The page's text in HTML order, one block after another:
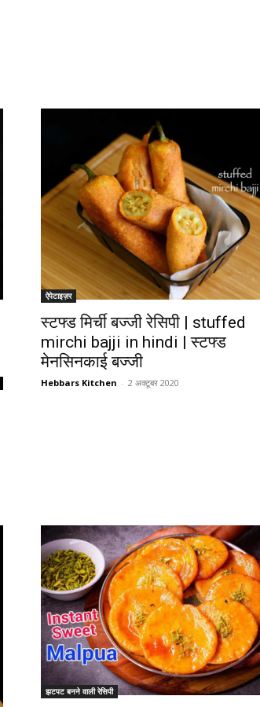
ऐपेटाइज़र
स्टफ्ड मिर्ची बज्जी रेसिपी | stuffed
mirchi bajji in hindi | स्टफ्ड
मेनसिनकाई बज्जी
Hebbars Kitchen - 2 अक्टूबर 2020
झटपट बनने वाली रेसिपी